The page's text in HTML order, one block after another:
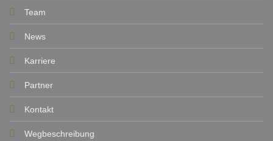
Team
News
Karriere
Partner
Kontakt
Wegbeschreibung